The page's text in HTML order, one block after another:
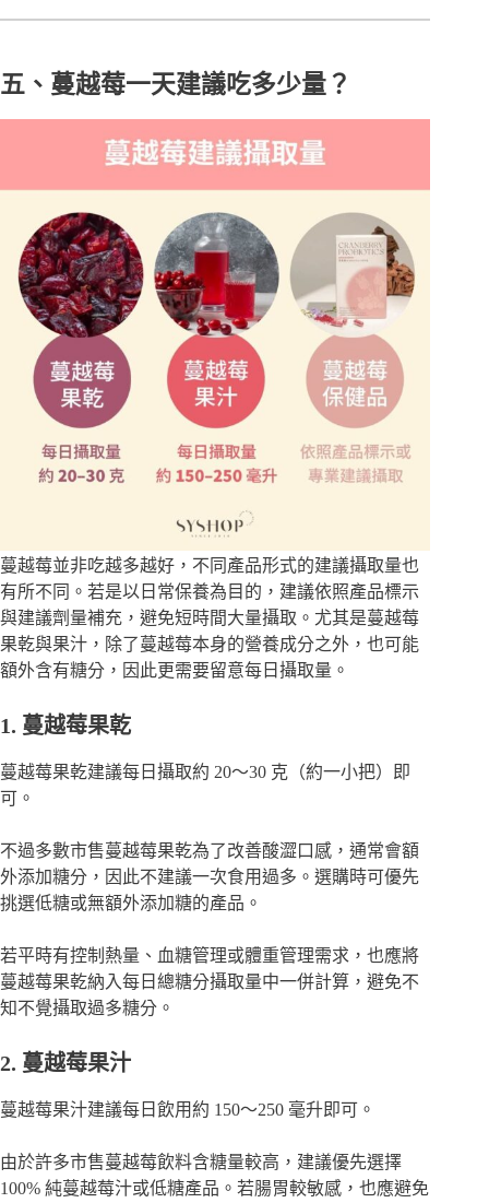
五、蔓越莓一天建議吃多少量？
蔓越莓並非吃越多越好，不同產品形式的建議攝取量也
有所不同。若是以日常保養為目的，建議依照產品標示
與建議劑量補充，避免短時間大量攝取。尤其是蔓越莓
果乾與果汁，除了蔓越莓本身的營養成分之外，也可能
額外含有糖分，因此更需要留意每日攝取量。
1. 蔓越莓果乾
蔓越莓果乾建議每日攝取約 20～30 克（約一小把）即
可。
不過多數市售蔓越莓果乾為了改善酸澀口感，通常會額
外添加糖分，因此不建議一次食用過多。選購時可優先
挑選低糖或無額外添加糖的產品。
若平時有控制熱量、血糖管理或體重管理需求，也應將
蔓越莓果乾納入每日總糖分攝取量中一併計算，避免不
知不覺攝取過多糖分。
2. 蔓越莓果汁
蔓越莓果汁建議每日飲用約 150～250 毫升即可。
由於許多市售蔓越莓飲料含糖量較高，建議優先選擇
100% 純蔓越莓汁或低糖產品。若腸胃較敏感，也應避免